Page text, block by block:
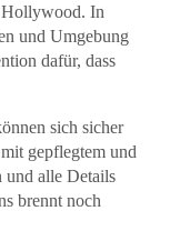
Hollywood. In
und Umgebung
dafür, dass
sich sicher
gepflegtem und
und alle Details
brennt noch